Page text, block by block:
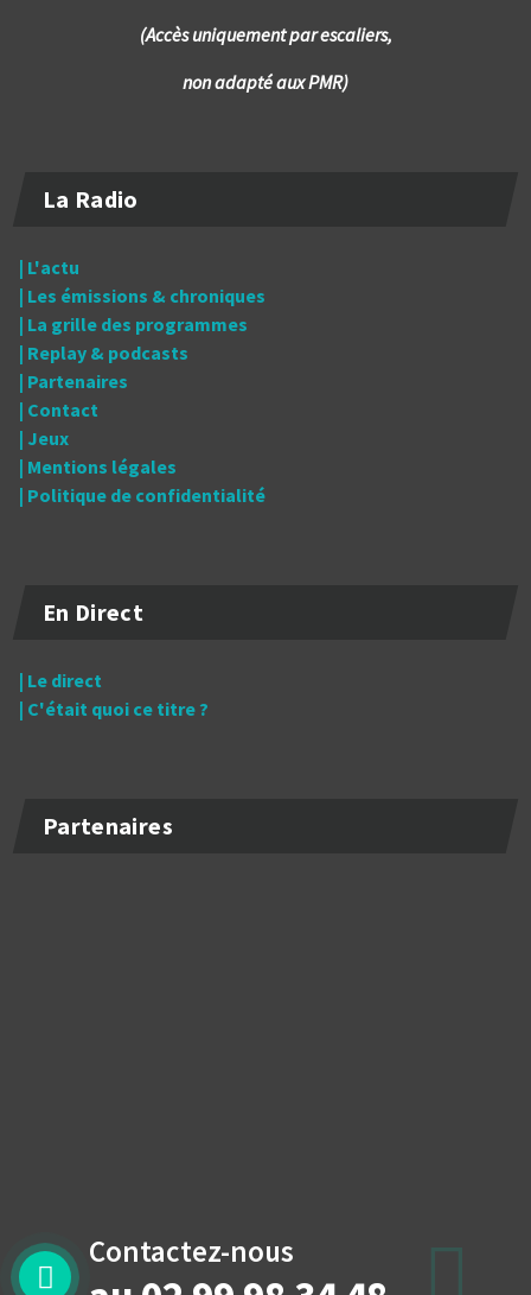
(Accès uniquement par escaliers,
non adapté aux PMR)
La Radio
| L'actu
| Les émissions & chroniques
| La grille des programmes
| Replay & podcasts
| Partenaires
| Contact
| Jeux
| Mentions légales
| Politique de confidentialité
En Direct
| Le direct
| C'était quoi ce titre ?
Partenaires
Contactez-nous